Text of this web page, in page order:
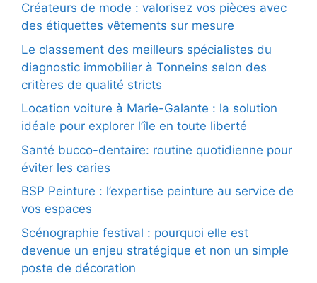
Créateurs de mode : valorisez vos pièces avec
des étiquettes vêtements sur mesure
Le classement des meilleurs spécialistes du
diagnostic immobilier à Tonneins selon des
critères de qualité stricts
Location voiture à Marie-Galante : la solution
idéale pour explorer l’île en toute liberté
Santé bucco-dentaire: routine quotidienne pour
éviter les caries
BSP Peinture : l’expertise peinture au service de
vos espaces
Scénographie festival : pourquoi elle est
devenue un enjeu stratégique et non un simple
poste de décoration